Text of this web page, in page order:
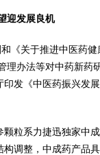
迎发展良机
《关于推进中医药
办法等对中药新药
发《中医药振兴发
粒系力捷迅独家中
调整，中成药产品